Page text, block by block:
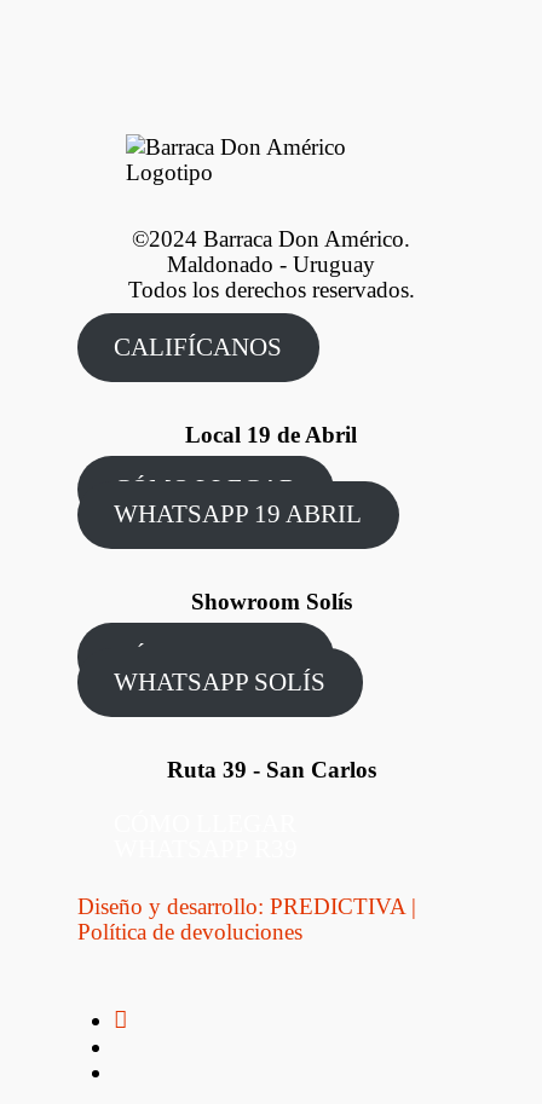
©2024 Barraca Don Américo.
Maldonado - Uruguay
Todos los derechos reservados.
CALIFÍCANOS
Local 19 de Abril
CÓMO LLEGAR
WHATSAPP 19 ABRIL
Showroom Solís
CÓMO LLEGAR
WHATSAPP SOLÍS
Ruta 39 - San Carlos
Diseño y desarrollo: PREDICTIVA |
Política de devoluciones